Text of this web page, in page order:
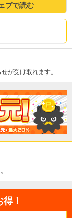
ブで読む
が受け取れます。
！